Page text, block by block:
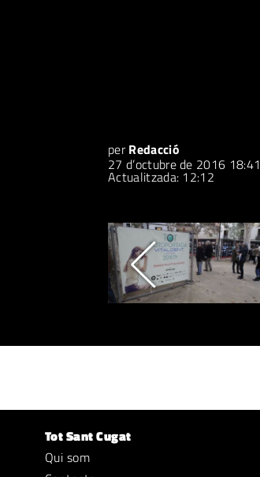
perRedacció
27 d’octubre de 2016 18:41
Actualitzada: 12:12
Tot Sant Cugat
Qui som